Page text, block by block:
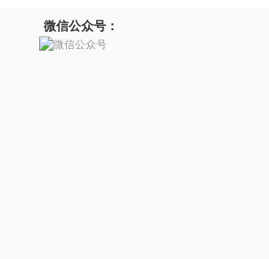
微信公众号：